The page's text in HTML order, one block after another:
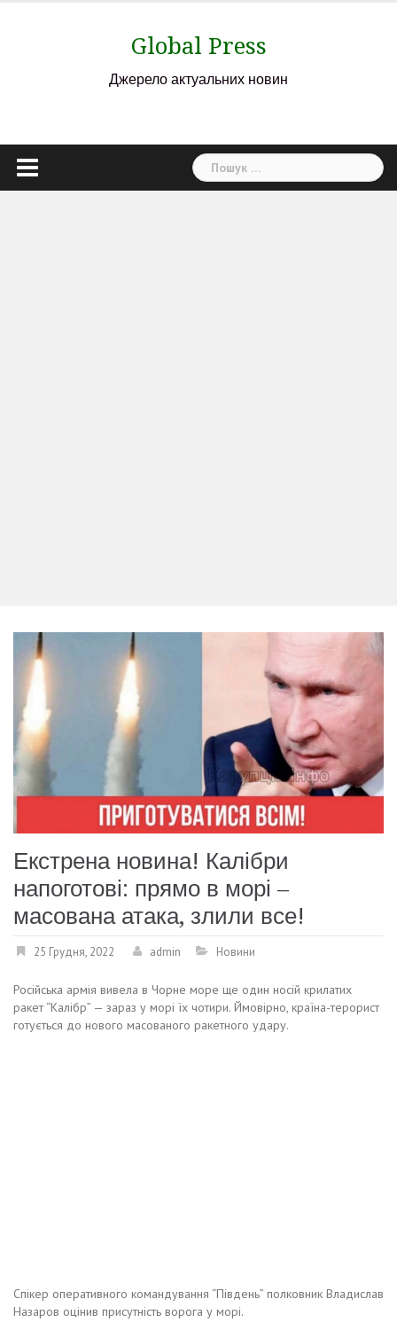
Global Press
Джерело актуальних новин
Пошук:
Екстрена новина! Калібри
напоготові: прямо в морі –
масована атака, злили все!
25 Грудня, 2022 admin Новини
Російська армія вивела в Чорне море ще один носій крилатих
ракет “Калібр” — зараз у морі їх чотири. Ймовірно, країна-терорист
готується до нового масованого ракетного удару.
Спікер оперативного командування “Південь” полковник Владислав
Назаров оцінив присутність ворога у морі.